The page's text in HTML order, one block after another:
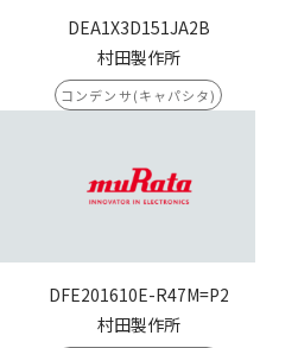
DEA1X3D151JA2B
村田製作所
コンデンサ(キャパシタ)
DFE201610E-R47M=P2
村田製作所